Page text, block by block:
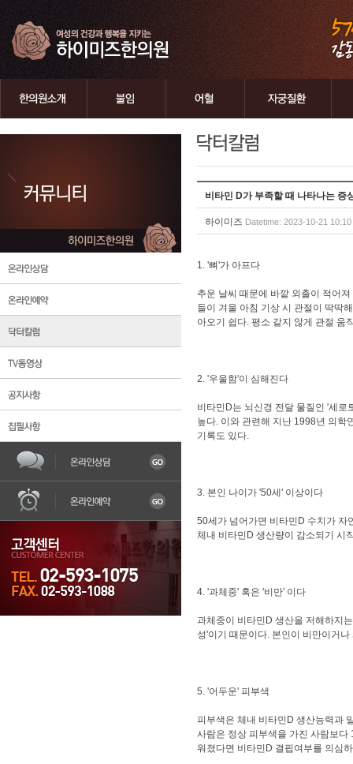
한의원소개
비타민 D가 부족할 때 나타나는 증
하이미즈 Datetime: 2023-10-21 10:10
1. '뼈'가 아프다
추운 날씨 때문에 바깥 외출이 적어
들이 겨울 아침 기상 시 관절이 딱딱
아오기 쉽다. 평소 같지 않게 관절 움
2. '우울함'이 심해진다
비타민D는 뇌신경 전달 물질인 '세
높다. 이와 관련해 지난 1998년 의학
기록도 있다.
3. 본인 나이가 '50세' 이상이다
50세가 넘어가면 비타민D 수치가 자
체내 비타민D 생산량이 감소되기 시
4. '과체중' 혹은 '비만' 이다
과체중이 비타민D 생산을 저해하지
성'이기 때문이다. 본인이 비만이거
5. '어두운' 피부색
피부색은 체내 비타민D 생산능력과
사람은 정상 피부색을 가진 사람보
워졌다면 비타민D 결핍여부를 의심